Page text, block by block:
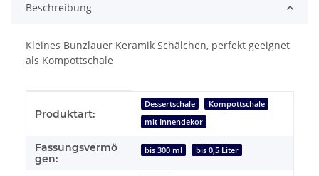
Beschreibung
Kleines Bunzlauer Keramik Schälchen, perfekt geeignet
als Kompottschale
Produktart:
Dessertschale
Kompottschale
mit Innendekor
Fassungsvermö
gen:
bis 300 ml bis 0,5 Liter